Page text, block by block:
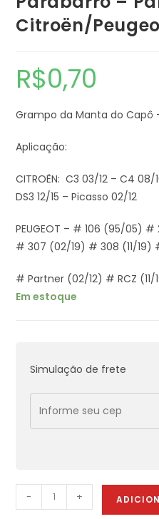
Citroën/
R$0,70
Grampo da Manta do Capô
Aplicação:
CITROËN: C3 03/12 – C4
DS3 12/15 – Picasso 02/12
PEUGEOT – # 106 (95/05)
# 307 (02/19) # 308 (11/
# Partner (02/12) # RCZ (11/
Em estoque
Simulação de frete
- +